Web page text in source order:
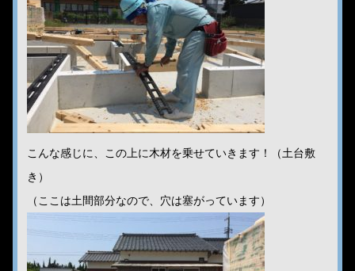
こんな感じに、この上に木材を乗せていきます！（土台敷
き）
（ここは土間部分なので、穴は塞がっています）